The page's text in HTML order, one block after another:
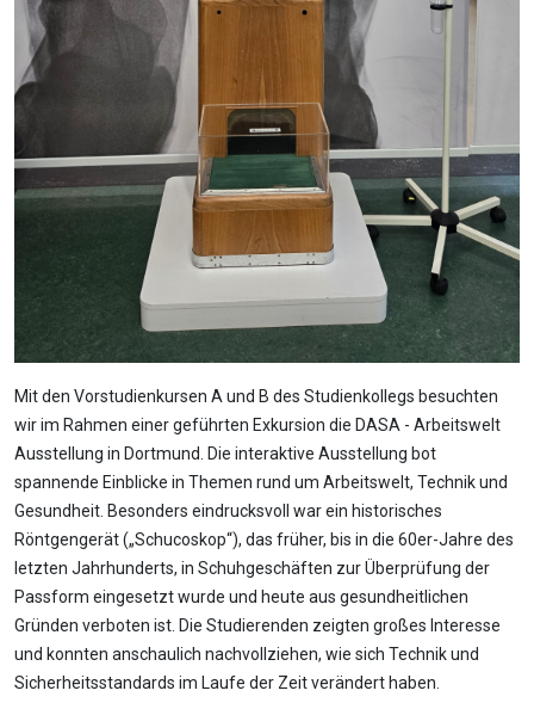
Mit den Vorstudienkursen A und B des Studienkollegs besuchten
wir im Rahmen einer geführten Exkursion die DASA - Arbeitswelt
Ausstellung in Dortmund. Die interaktive Ausstellung bot
spannende Einblicke in Themen rund um Arbeitswelt, Technik und
Gesundheit. Besonders eindrucksvoll war ein historisches
Röntgengerät („Schucoskop“), das früher, bis in die 60er-Jahre des
letzten Jahrhunderts, in Schuhgeschäften zur Überprüfung der
Passform eingesetzt wurde und heute aus gesundheitlichen
Gründen verboten ist. Die Studierenden zeigten großes Interesse
und konnten anschaulich nachvollziehen, wie sich Technik und
Sicherheitsstandards im Laufe der Zeit verändert haben.